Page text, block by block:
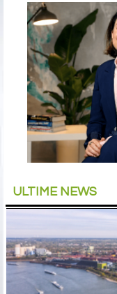
ULTIME NEWS